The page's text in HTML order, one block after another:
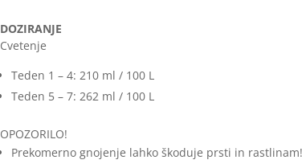
DOZIRANJE
Cvetenje
Teden 1 – 4: 210 ml / 100 L
Teden 5 – 7: 262 ml / 100 L
OPOZORILO!
Prekomerno gnojenje lahko škoduje prsti in